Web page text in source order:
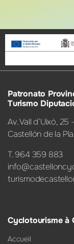
Patronato
Turismo
Av. Vall d’Uixó, 25
Castellón de la
T. 964 359 883
Cyclotourisme à
Accueil